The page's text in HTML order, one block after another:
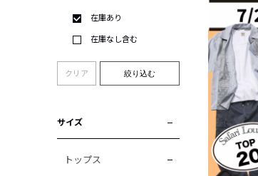
在庫あり
在庫なし含む
クリア 絞り込む
サイズ
トップス